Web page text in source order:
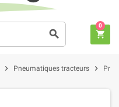
search shopping_cart
0
chevron_right Pneumatiques tracteurs chevron_right